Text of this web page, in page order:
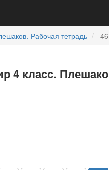
Рабочая тетрадь
класс.